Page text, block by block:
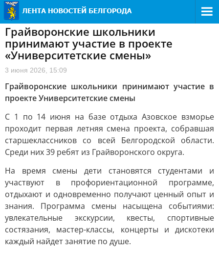
Грайворонские школьники
принимают участие в проекте
«Университетские смены»
3 июня 2026, 15:09
Грайворонские школьники принимают участие в
проекте Университетские смены
С 1 по 14 июня на базе отдыха Азовское взморье
проходит первая летняя смена проекта, собравшая
старшеклассников со всей Белгородской области.
Среди них 39 ребят из Грайворонского округа.
На время смены дети становятся студентами и
участвуют в профориентационной программе,
отдыхают и одновременно получают ценный опыт и
знания. Программа смены насыщена событиями:
увлекательные экскурсии, квесты, спортивные
состязания, мастер-классы, концерты и дискотеки
каждый найдет занятие по душе.